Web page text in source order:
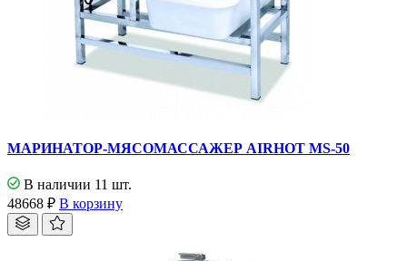
МАРИНАТОР-МЯСОМАССАЖЕР AIRHOT MS-50
В наличии 11 шт.
48668 ₽ В корзину